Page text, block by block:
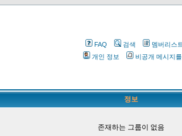
FAQ 검색 멤버리스트
개인 정보
비공개 메시지
정보
존재하는 그룹이 없음